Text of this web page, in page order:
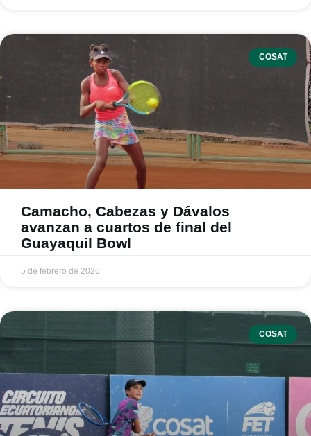
COSAT
Camacho, Cabezas y Dávalos
avanzan a cuartos de final del
Guayaquil Bowl
5 de febrero de 2026
COSAT